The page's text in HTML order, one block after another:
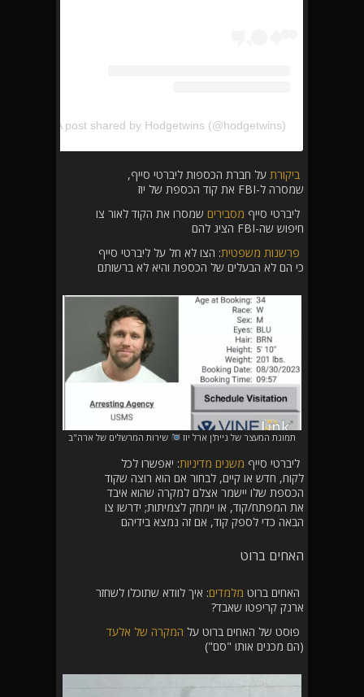
A post shared by Hodgetwins (@hodgetwins)
ביקורתעל חברת הכספות ליברטי סייף,
שמסרה ל-FBI את קוד הכספת של יוז
ליברטי סייף מסביריםשמסרו את הקוד לאור צו
חיפוש שה-FBI הציג להם
פרשנות משפטית: הצו לא חל על ליברטי סייף
כי הם לא הבעלים של הכספת והיא לא ברשותם
תמונת המעצר של ניית'ן ארל יוז שירות המרשלים של ארה"ב
ליברטי סייף משנים מדיניות: יאפשרו לכל
לקוח, חדש או קיים, לבחור אם הוא רוצה שקוד
הכספת שלו יישמר אצלם למקרה שהוא איבד
את המפתח/קוד, או יימחק לצמיתות; ידרשו צו
הבאה כדי לספק קוד, אם זה נמצא בידיהם
האחים ברוט
האחים ברוט מלמדים: איך לוודא שתוכלו לשחזר
ארנק קריפטו שאבד?
פוסט של האחים ברוט על המקרה של אלעד
(הם מכנים אותו "סם")